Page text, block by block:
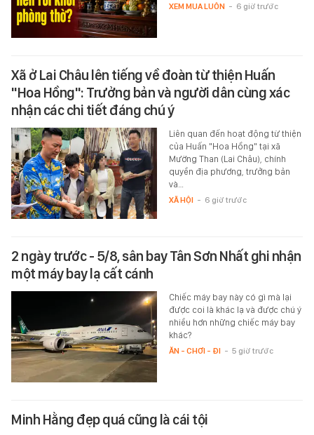
XEM MUA LUÔN - 6 giờ trước
Xã ở Lai Châu lên tiếng về đoàn từ thiện Huấn
"Hoa Hồng": Trưởng bản và người dân cùng xác
nhận các chi tiết đáng chú ý
Liên quan đến hoạt động từ thiện
của Huấn "Hoa Hồng" tại xã
Mường Than (Lai Châu), chính
quyền địa phương, trưởng bản
và…
XÃ HỘI - 6 giờ trước
2 ngày trước - 5/8, sân bay Tân Sơn Nhất ghi nhận
một máy bay lạ cất cánh
Chiếc máy bay này có gì mà lại
được coi là khác lạ và được chú ý
nhiều hơn những chiếc máy bay
khác?
ĂN - CHƠI - ĐI - 5 giờ trước
Minh Hằng đẹp quá cũng là cái tội